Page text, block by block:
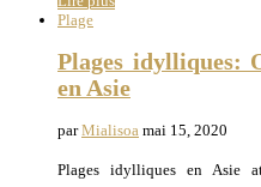
Plage
Plages idylliques:
en Asie
parMialisoa mai 15, 2020
Plages idylliques en Asie